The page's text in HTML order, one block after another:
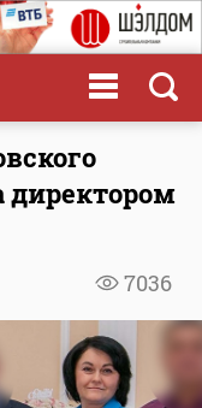
директором
7036